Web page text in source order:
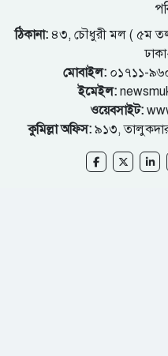
ঠিকানা:৪৩, চৌধুরী মল ( ৫ম তলা
মোবাইল:০১৭১১-
ইমেইল:
ওয়েবসাইট:
কুমিল্লা অফিস: ৯১৩, তালুকদার